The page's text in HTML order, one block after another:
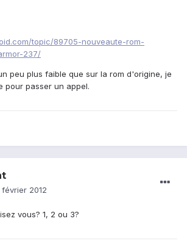
topic/89705-nouveaute-rom-
237/
peu plus faible que sur la rom d'origine, je
pour passer un appel.
février 2012
vous? 1, 2 ou 3?